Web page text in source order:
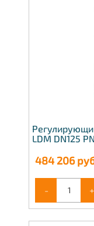
LDM DN125
484 206
- +